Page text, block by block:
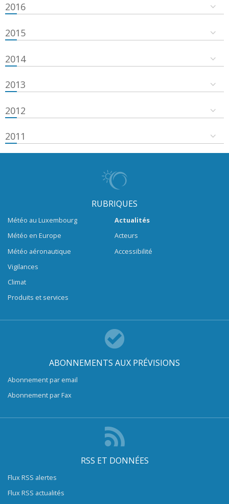
2016
2015
2014
2013
2012
2011
RUBRIQUES
Météo au Luxembourg
Météo en Europe
Météo aéronautique
Vigilances
Climat
Produits et services
Actualités
Acteurs
Accessibilité
ABONNEMENTS AUX PRÉVISIONS
Abonnement par email
Abonnement par Fax
RSS ET DONNÉES
Flux RSS alertes
Flux RSS actualités